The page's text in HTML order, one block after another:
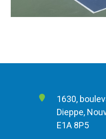
1630,
Dieppe,
E1A 8P5